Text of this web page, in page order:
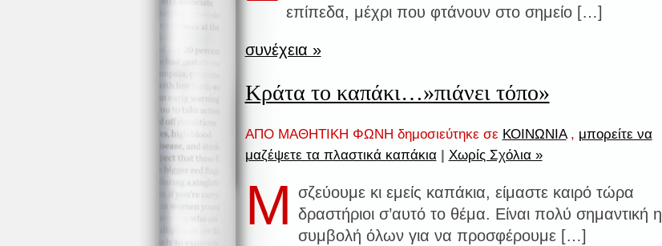
επίπεδα, μέχρι που φτάνουν στο σημείο […]
συνέχεια »
Kράτα το καπάκι…»πιάνει τόπο»
ΑΠΟ ΜΑΘΗΤΙΚΗ ΦΩΝΗ δημοσιεύτηκε σε ΚΟΙΝΩΝΙΑ, μπορείτε να
μαζέψετε τα πλαστικά καπάκια
Χωρίς Σχόλια »
Μ σζεύουμε κι εμείς καπάκια, είμαστε καιρό τώρα
δραστήριοι σ’αυτό το θέμα. Είναι πολύ σημαντική η
συμβολή όλων για να προσφέρουμε […]